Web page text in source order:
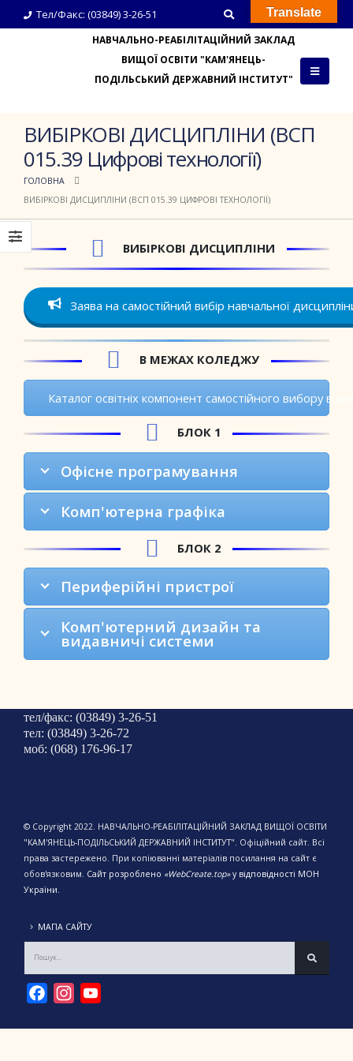
Тел/Факс: (03849) 3-26-51
НАВЧАЛЬНО-РЕАБІЛІТАЦІЙНИЙ ЗАКЛАД
ВИЩОЇ ОСВІТИ "КАМ'ЯНЕЦЬ-
ПОДІЛЬСЬКИЙ ДЕРЖАВНИЙ ІНСТИТУТ"
ВИБІРКОВІ ДИСЦИПЛІНИ (ВСП
015.39 Цифрові технології)
ГОЛОВНА
ВИБІРКОВІ ДИСЦИПЛІНИ (ВСП 015.39 ЦИФРОВІ ТЕХНОЛОГІЇ)
ВИБІРКОВІ ДИСЦИПЛІНИ
Заява на самостійний вибір навчальної
В МЕЖАХ КОЛЕДЖУ
Каталог освітніх компонент самостійного вибору в
БЛОК 1
Офісне програмування
Комп'ютерна графіка
БЛОК 2
Периферійні пристрої
Комп'ютерний дизайн та
видавничі системи
тел/факс: (03849) 3-26-51
тел: (03849) 3-26-72
моб: (068) 176-96-17
© Copyright 2022. НАВЧАЛЬНО-РЕАБІЛІТАЦІЙНИЙ ЗАКЛАД ВИЩОЇ ОСВІТИ
"КАМ'ЯНЕЦЬ-ПОДІЛЬСЬКИЙ ДЕРЖАВНИЙ ІНСТИТУТ". Офіційний сайт. Всі
права застережено. При копіюванні матеріалів посилання на сайт є
обов'язковим. Сайт розроблено «WebCreate.top»у відповідності МОН
України.
МАПА САЙТУ
FacebookInstagram
Translate